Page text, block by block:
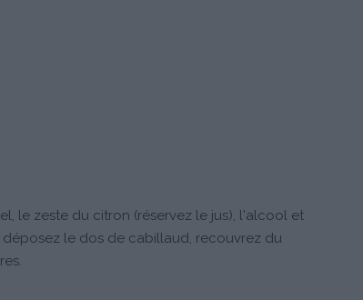
le zeste du citron (réservez le jus), l'alcool et
le dos de cabillaud, recouvrez du